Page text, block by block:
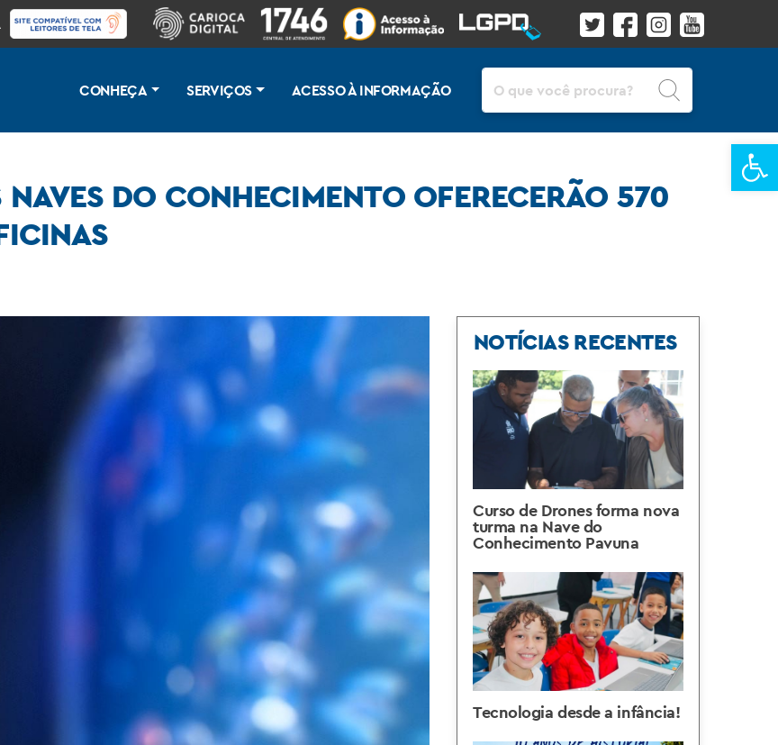
CONHEÇA SERVIÇOS ACESSO À INFORMAÇÃO
DO CONHECIMENTO OFERECERÃO 570
570 vagas gratuitas em oficinas
NOTÍCIAS RECENTES
Curso de Drones forma nova
turma na Nave do
Conhecimento Pavuna
Tecnologia desde a infância!